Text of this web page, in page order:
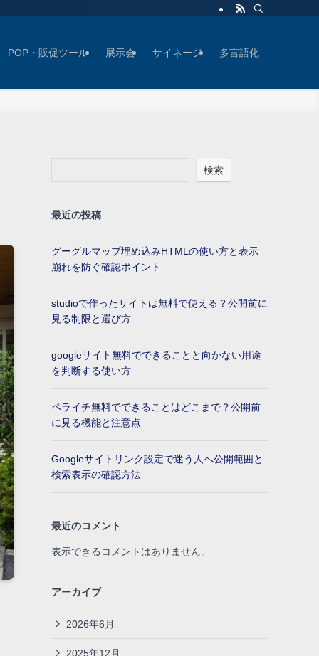
POP・販促ツール 展示会 サイネージ 多言語化
検索
最近の投稿
グーグルマップ埋め込みHTMLの使い方と表示
崩れを防ぐ確認ポイント
studioで作ったサイトは無料で使える？公開前に
見る制限と選び方
googleサイト無料でできることと向かない用途
を判断する使い方
ペライチ無料でできることはどこまで？公開前
に見る機能と注意点
Googleサイトリンク設定で迷う人へ公開範囲と
検索表示の確認方法
最近のコメント
表示できるコメントはありません。
アーカイブ
2026年6月
2025年12月